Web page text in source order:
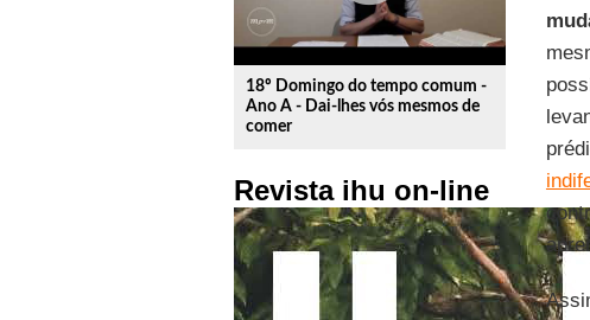
18º Domingo do tempo comum -
Ano A - Dai-lhes vós mesmos de
comer
Revista ihu on-line